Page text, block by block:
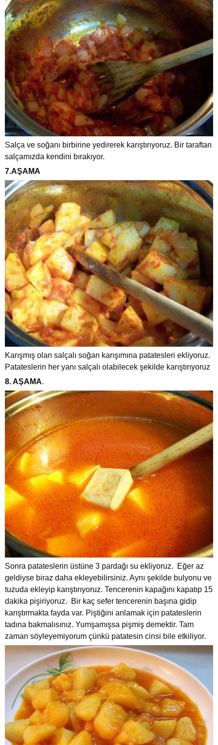
Salça ve soğanı birbirine yedirerek karıştırıyoruz. Bir taraftan
salçamızda kendini bırakıyor.
7.AŞAMA
Karışmış olan salçalı soğan karışımına patatesleri ekliyoruz.
Patateslerin her yanı salçalı olabilecek şekilde karıştırıyoruz
8. AŞAMA.
Sonra patateslerin üstüne 3 pardağı su ekliyoruz. Eğer az
geldiyse biraz daha ekleyebilirsiniz. Aynı şekilde bulyonu ve
tuzuda ekleyip karıştırıyoruz. Tencerenin kapağını kapatıp 15
dakika pişiriyoruz. Bir kaç sefer tencerenin başına gidip
karıştırmakta fayda var. Piştiğini anlamak için patateslerin
tadına bakmalısınız. Yumşamışsa pişmiş demektir. Tam
zaman söyleyemiyorum çünkü patatesin cinsi bile etkiliyor.